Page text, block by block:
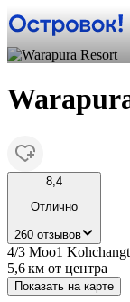
8,4
Отлично
260 отзывов
4/3 Moo1
5,6 км от центра
Показать на карте